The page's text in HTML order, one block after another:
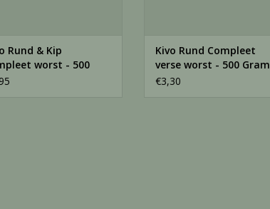
Rund & Kip
worst - 500
Kivo Rund Compleet
verse worst - 500 Gram
€3,30